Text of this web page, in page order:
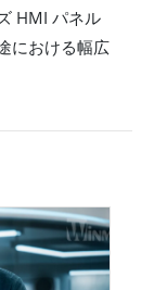
HMI パネル
における幅広